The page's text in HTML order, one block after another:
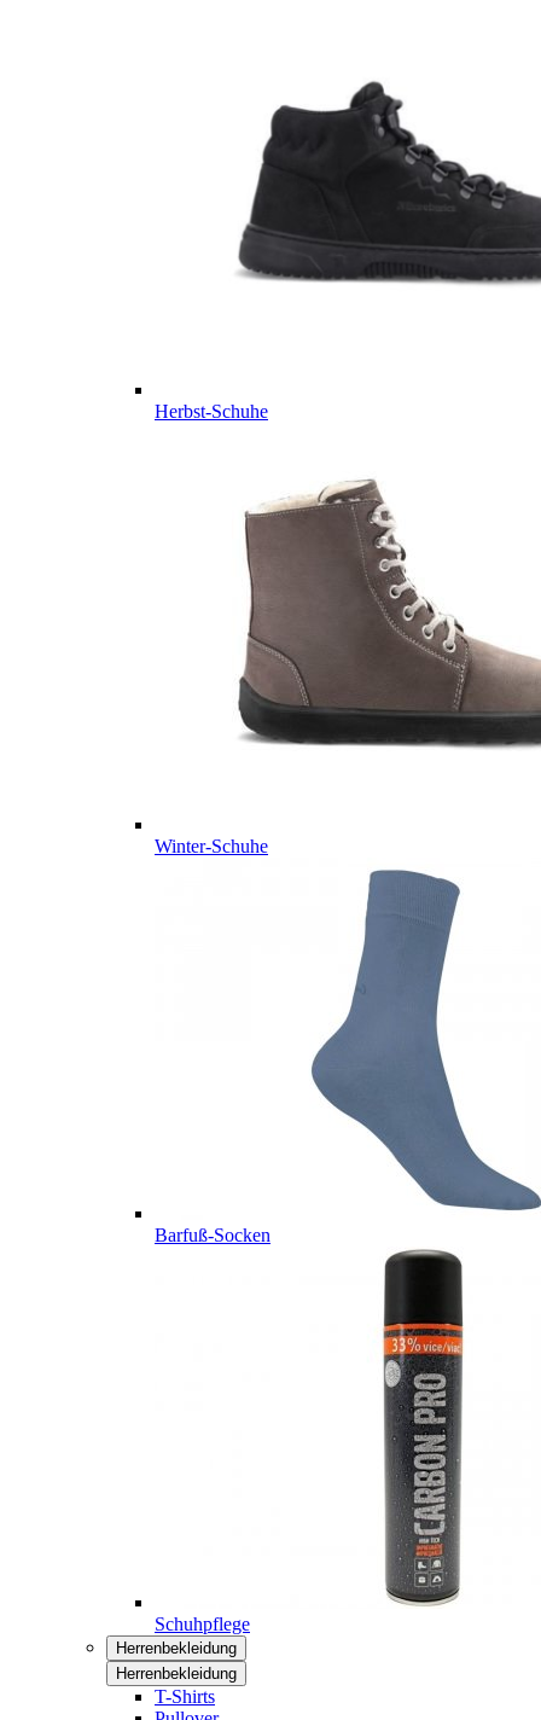
Herbst-Schuhe
Winter-Schuhe
Barfuß-Socken
Schuhpflege
Herrenbekleidung
Herrenbekleidung
T-Shirts